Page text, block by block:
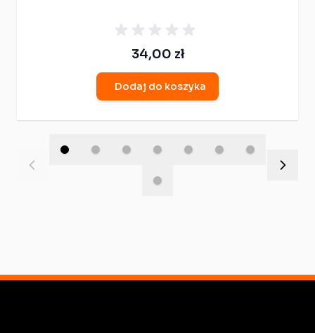
34,00 zł
Dodaj do koszyka